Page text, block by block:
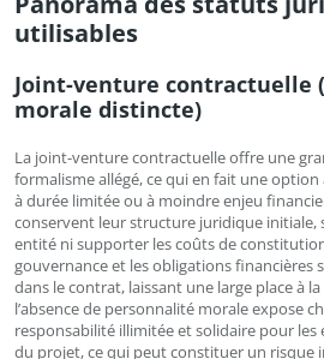
utilisables
Joint-venture contractuelle
morale distincte)
La joint-venture contractuelle offre une
formalisme allégé, ce qui en fait une
à durée limitée ou à moindre enjeu
conservent leur structure juridique initiale,
entité ni supporter les coûts de
gouvernance et les obligations financières
dans le contrat, laissant une large place à
l’absence de personnalité morale expose
responsabilité illimitée et solidaire pour les
du projet, ce qui peut constituer un risque